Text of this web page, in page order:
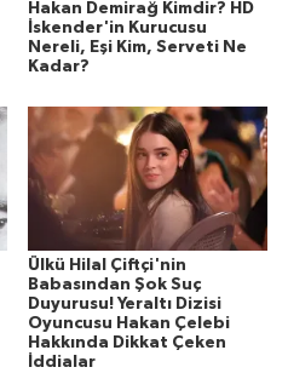
Hakan Demirağ Kimdir? HD
İskender'in Kurucusu
Nereli, Eşi Kim, Serveti Ne
Kadar?
Ülkü Hilal Çiftçi'nin
Babasından Şok Suç
Duyurusu! Yeraltı Dizisi
Oyuncusu Hakan Çelebi
Hakkında Dikkat Çeken
İddialar